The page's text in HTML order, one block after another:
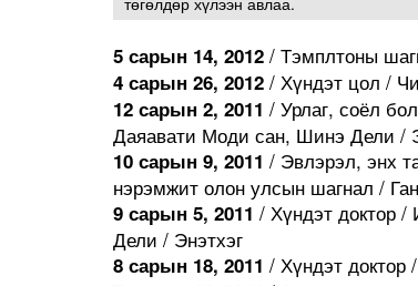
5 сарын 14, 2012 / Тэмплтоны
4 сарын 26, 2012 / Хүндэт цол /
12 сарын 2, 2011 / Урлаг, соёл
Даяавати Моди сан, Шинэ Дели /
10 сарын 9, 2011 / Эвлэрэл, энх
нэрэмжит олон улсын шагнал /
9 сарын 5, 2011 / Хүндэт доктор
Дели / Энэтхэг
8 сарын 18, 2011 / Хүндэт доктор